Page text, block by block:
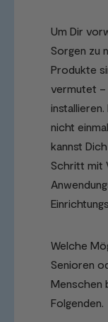
Um Dir
Sorgen zu
Produkte
vermutet –
nicht
kannst
Schritt mit
Welche
Senioren
Menschen
Folgenden.